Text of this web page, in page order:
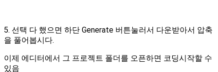
5. 선택 다 했으면 하단 Generate 버튼눌러서 다운받아서 압축
을 풀어봅시다.
이제 에디터에서 그 프로젝트 폴더를 오픈하면 코딩시작할 수
있음